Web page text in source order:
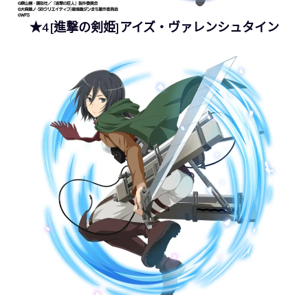
★4[進撃の剣姫]アイズ・ヴァレンシュタイン